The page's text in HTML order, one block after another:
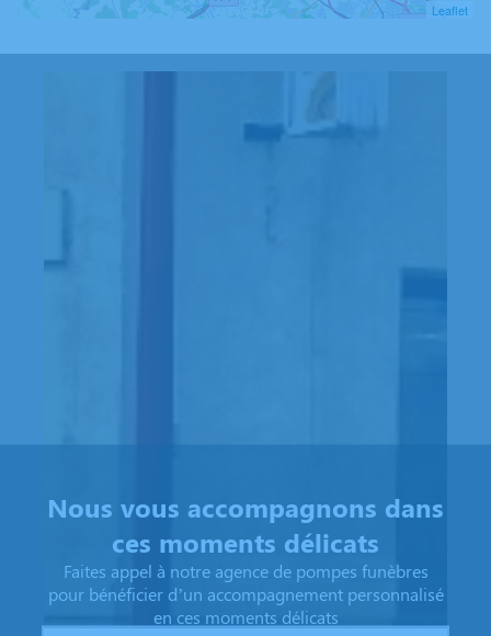
Leaflet
Nous vous accompagnons dans
ces moments délicats
Faites appel à notre agence de pompes funèbres
pour bénéficier d’un accompagnement personnalisé
en ces moments délicats